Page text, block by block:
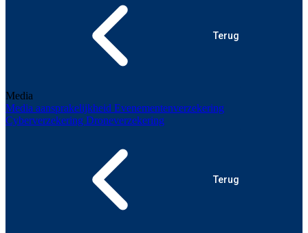
Terug
Media
Media aansprakelijkheid Evenementenverzekering
Cyberverzekering Droneverzekering
Terug